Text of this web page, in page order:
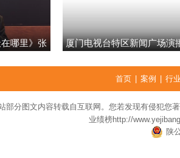
在哪里》张
厦门电视台特区新闻广场演
首页 案例 行
部分图文内容转载自互联网。您若发现有侵犯您
业绩榜http://
陕